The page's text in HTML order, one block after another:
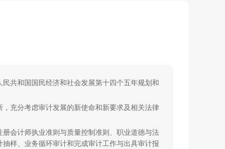
共和国国民经济和社会发展第十四个五年规划和
充分考虑审计发展的新使命和新要求及相关法律
会计师执业准则与质量控制准则、职业道德与法
样、业务循环审计和完成审计工作与出具审计报